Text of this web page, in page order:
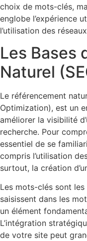
choix de mots-clés,
englobe l’expérience
l’utilisation des
Les Bases
Naturel
Le référencement
Optimization), est un
améliorer la visibilité
recherche. Pour
essentiel de se
compris l’utilisation
surtout, la création
Les mots-clés sont
saisissent dans les
un élément
L’intégration
de votre site peut